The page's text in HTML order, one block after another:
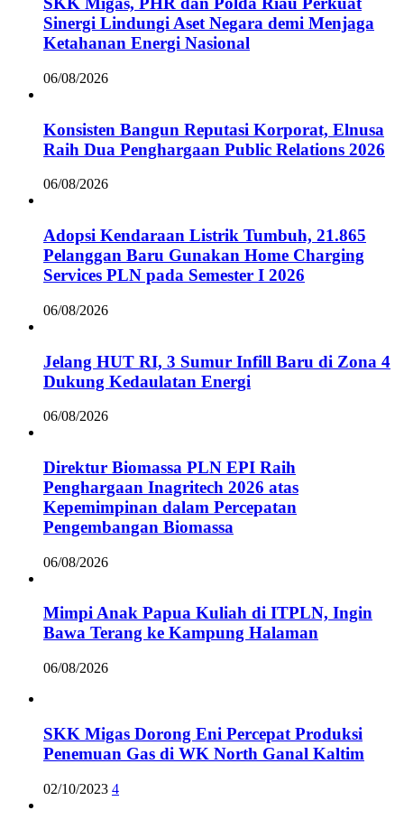
Sinergi Lindungi Aset Negara demi Menjaga
Ketahanan Energi Nasional
06/08/2026
Konsisten Bangun Reputasi Korporat, Elnusa
Raih Dua Penghargaan Public Relations 2026
06/08/2026
Adopsi Kendaraan Listrik Tumbuh, 21.865
Pelanggan Baru Gunakan Home Charging
Services PLN pada Semester I 2026
06/08/2026
Jelang HUT RI, 3 Sumur Infill Baru di Zona 4
Dukung Kedaulatan Energi
06/08/2026
Direktur Biomassa PLN EPI Raih
Penghargaan Inagritech 2026 atas
Kepemimpinan dalam Percepatan
Pengembangan Biomassa
06/08/2026
Mimpi Anak Papua Kuliah di ITPLN, Ingin
Bawa Terang ke Kampung Halaman
06/08/2026
SKK Migas Dorong Eni Percepat Produksi
Penemuan Gas di WK North Ganal Kaltim
02/10/2023 4